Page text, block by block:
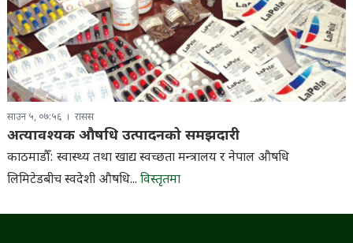
साउन ५, ०७:५६ रासस
अत्यावश्यक औषधि उत्पादनको समझदारी
काठमाडौँ: स्वास्थ्य तथा खाद्य स्वच्छता मन्त्रालय र नेपाल औषधि
लिमिटेडबीच स्वदेशी औषधि... विस्तृतमा